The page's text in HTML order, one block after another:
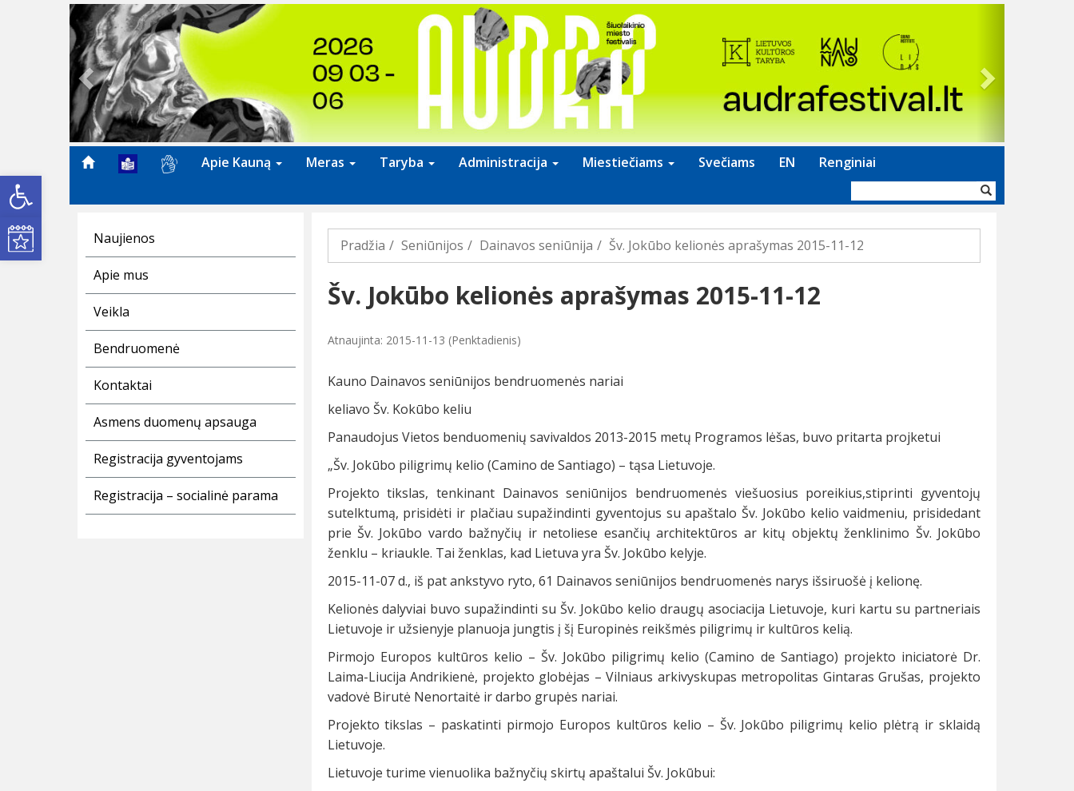
Open toolbar
Kultūros renginiai
Previous
Apie Kauną Meras Taryba Administracija Miestiečiams Svečiams EN Renginiai
forma
Naujienos
Apie mus
Veikla
Bendruomenė
Kontaktai
Asmens duomenų apsauga
Registracija gyventojams
Registracija – socialinė parama
Pradžia Seniūnijos Dainavos seniūnija Šv. Jokūbo kelionės aprašymas 2015-11-12
Šv. Jokūbo kelionės aprašymas 2015-11-12
Atnaujinta: 2015-11-13 (Penktadienis)
Kauno Dainavos seniūnijos bendruomenės nariai
keliavo Šv. Kokūbo keliu
Panaudojus Vietos benduomenių savivaldos 2013-2015 metų Programos lėšas, buvo pritarta projketui
„Šv. Jokūbo piligrimų kelio (Camino de Santiago) – tąsa Lietuvoje.
Projekto tikslas, tenkinant Dainavos seniūnijos bendruomenės viešuosius poreikius,stiprinti gyventojų
sutelktumą, prisidėti ir plačiau supažindinti gyventojus su apaštalo Šv. Jokūbo kelio vaidmeniu, prisidedant
prie Šv. Jokūbo vardo bažnyčių ir netoliese esančių architektūros ar kitų objektų ženklinimo Šv. Jokūbo
ženklu – kriaukle. Tai ženklas, kad Lietuva yra Šv. Jokūbo kelyje.
2015-11-07 d., iš pat ankstyvo ryto, 61 Dainavos seniūnijos bendruomenės narys išsiruošė į kelionę.
Kelionės dalyviai buvo supažindinti su Šv. Jokūbo kelio draugų asociacija Lietuvoje, kuri kartu su partneriais
Lietuvoje ir užsienyje planuoja jungtis į šį Europinės reikšmės piligrimų ir kultūros kelią.
Pirmojo Europos kultūros kelio – Šv. Jokūbo piligrimų kelio (Camino de Santiago) projekto iniciatorė Dr.
Laima-Liucija Andrikienė, projekto globėjas – Vilniaus arkivyskupas metropolitas Gintaras Grušas, projekto
vadovė Birutė Nenortaitė ir darbo grupės nariai.
Projekto tikslas – paskatinti pirmojo Europos kultūros kelio – Šv. Jokūbo piligrimų kelio plėtrą ir sklaidą
Lietuvoje.
Lietuvoje turime vienuolika bažnyčių skirtų apaštalui Šv. Jokūbui: